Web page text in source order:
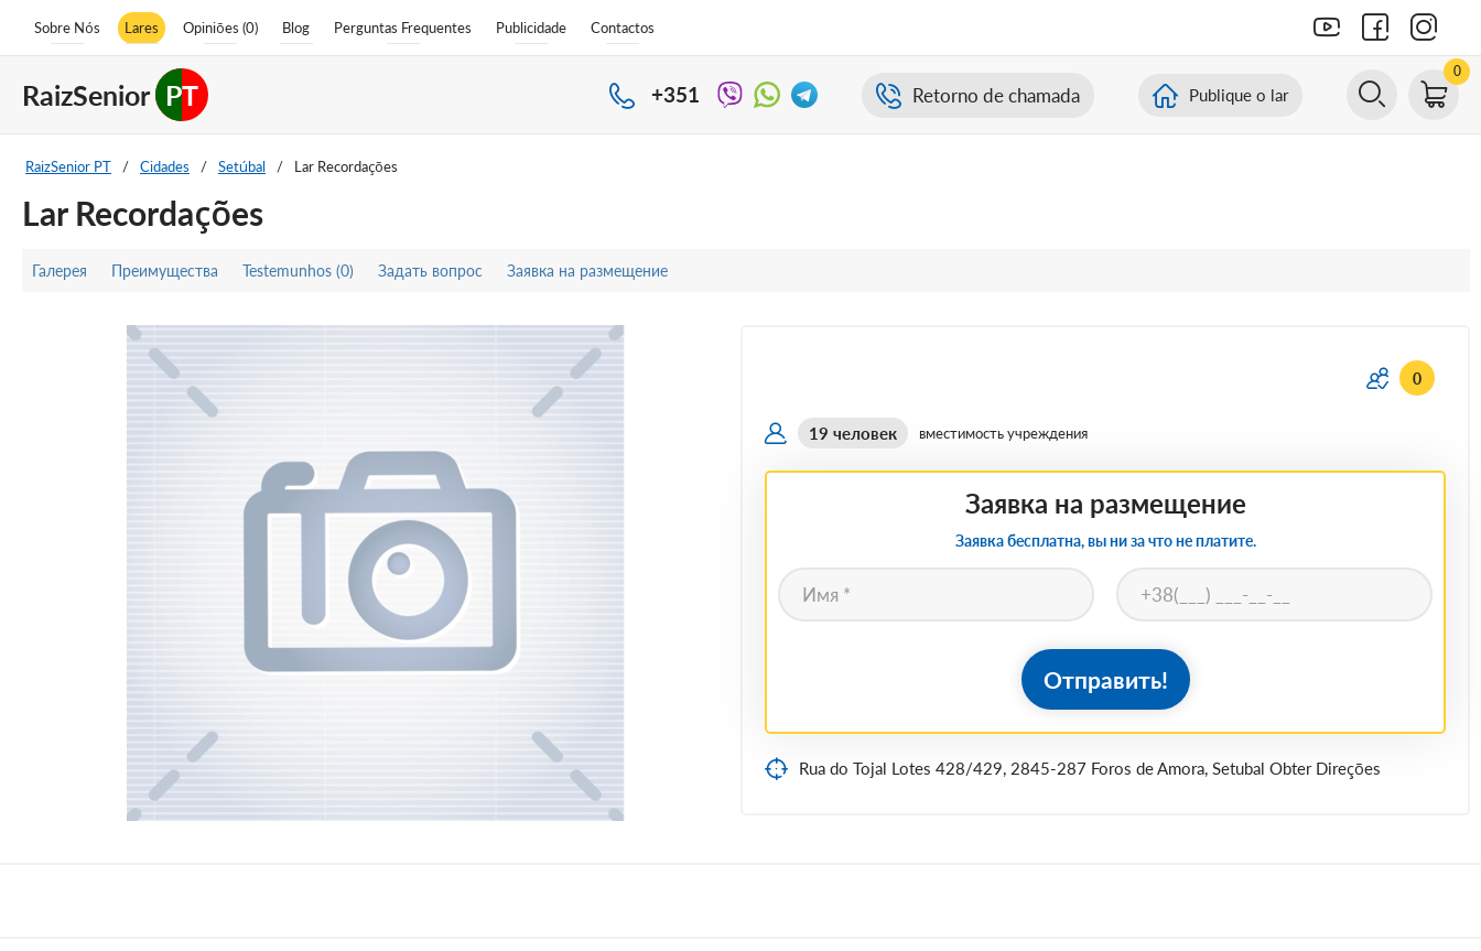
Sobre Nós Lares Opiniões (0) Blog Perguntas Frequentes Publicidade Contactos
RaizSenior PT +351 Retorno de chamada Publique o lar
0
RaizSenior PT / Cidades / Setúbal / Lar Recordações
Lar Recordações
Галерея Преимущества Testemunhos (0) Задать вопрос Заявка на размещение
0
19 человек вместимость учреждения
Заявка на размещение
Заявка бесплатна, вы ни за что не платите.
Отправить!
Rua do Tojal Lotes 428/429, 2845-287 Foros de Amora, Setubal Obter Direções